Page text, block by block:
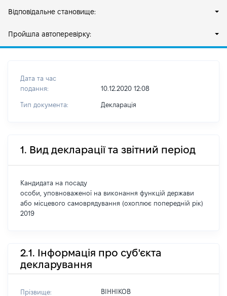
Відповідальне становище:
Пройшла автоперевірку:
Дата та час
подання:
10.12.2020 12:08
Тип документа: Декларація
1. Вид декларації та звітний період
Кандидата на посаду
особи, уповноваженої на виконання функцій держави
або місцевого самоврядування (охоплює попередній рік)
2019
2.1. Інформація про суб'єкта
декларування
Прізвище: ВІННІКОВ